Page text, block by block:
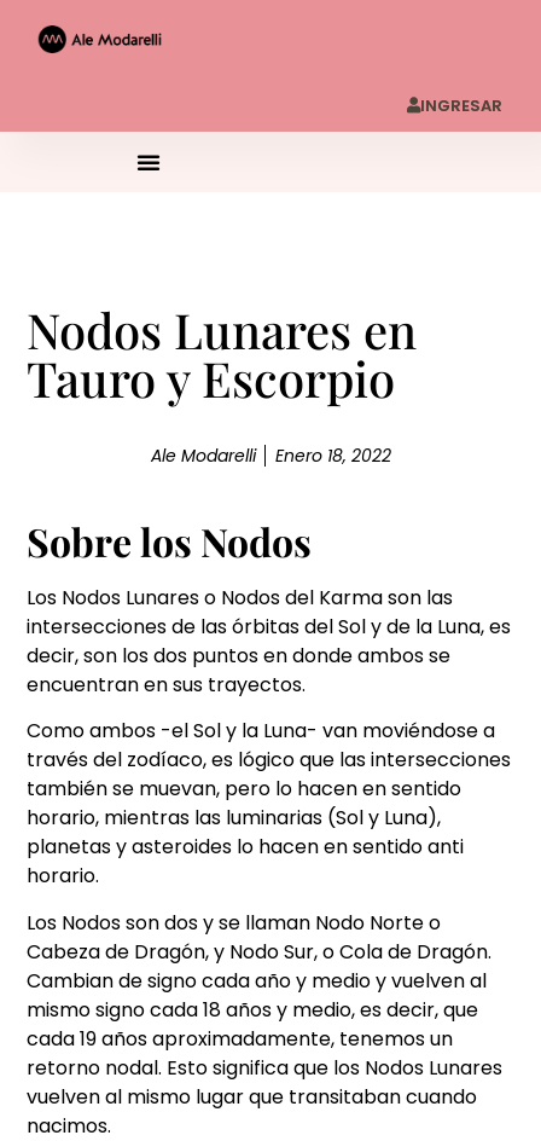
INGRESAR
Nodos Lunares en
Tauro y Escorpio
Ale Modarelli Enero 18, 2022
Sobre los Nodos
Los Nodos Lunares o Nodos del Karma son las
intersecciones de las órbitas del Sol y de la Luna, es
decir, son los dos puntos en donde ambos se
encuentran en sus trayectos.
Como ambos -el Sol y la Luna- van moviéndose a
través del zodíaco, es lógico que las intersecciones
también se muevan, pero lo hacen en sentido
horario, mientras las luminarias (Sol y Luna),
planetas y asteroides lo hacen en sentido anti
horario.
Los Nodos son dos y se llaman Nodo Norte o
Cabeza de Dragón, y Nodo Sur, o Cola de Dragón.
Cambian de signo cada año y medio y vuelven al
mismo signo cada 18 años y medio, es decir, que
cada 19 años aproximadamente, tenemos un
retorno nodal. Esto significa que los Nodos Lunares
vuelven al mismo lugar que transitaban cuando
nacimos.